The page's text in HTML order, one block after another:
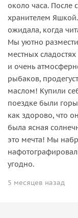
около часа. После
хранителем
ожидала, когда
Мы уютно
местных
и очень
рыбаков,
маслом! Купили
поездке были
как здорово, что
была ясная
это мечта! Мы
угодно.
5 месяцев назад